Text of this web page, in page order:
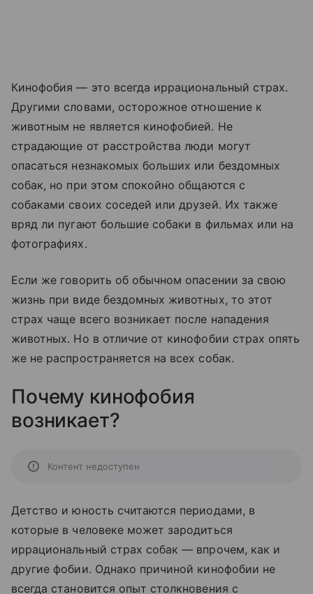
Кинофобия — это всегда иррациональный страх.
Другими словами, осторожное отношение к
животным не является кинофобией. Не
страдающие от расстройства люди могут
опасаться незнакомых больших или бездомных
собак, но при этом спокойно общаются с
собаками своих соседей или друзей. Их также
вряд ли пугают большие собаки в фильмах или на
фотографиях.
Если же говорить об обычном опасении за свою
жизнь при виде бездомных животных, то этот
страх чаще всего возникает после нападения
животных. Но в отличие от кинофобии страх опять
же не распространяется на всех собак.
Почему кинофобия
возникает?
Контент недоступен
Детство и юность считаются периодами, в
которые в человеке может зародиться
иррациональный страх собак — впрочем, как и
другие фобии. Однако причиной кинофобии не
всегда становится опыт столкновения с